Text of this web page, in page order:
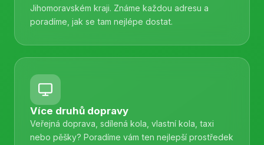
Jihomoravském kraji. Známe každou adresu a
poradíme, jak se tam nejlépe dostat.
Více druhů dopravy
Veřejná doprava, sdílená kola, vlastní kola, taxi
nebo pěšky? Poradíme vám ten nejlepší prostředek